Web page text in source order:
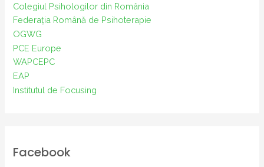
Colegiul Psihologilor din România
Federația Română de Psihoterapie
OGWG
PCE Europe
WAPCEPC
EAP
Institutul de Focusing
Facebook